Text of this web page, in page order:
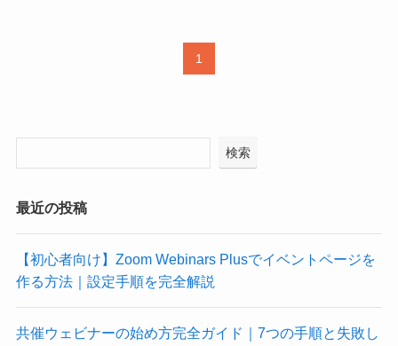
1
検索
最近の投稿
【初心者向け】Zoom Webinars Plusでイベントページを
作る方法｜設定手順を完全解説
共催ウェビナーの始め方完全ガイド｜7つの手順と失敗し